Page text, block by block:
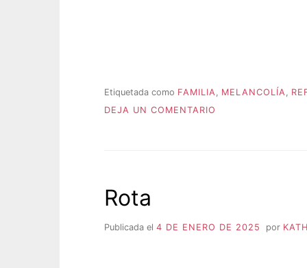
P
u
d
a
n
Etiquetada como FAMILIA MELANCOLÍA
DEJA UN COMENTARIO
Rota
Publicada el 4 DE ENERO DE 2025 por